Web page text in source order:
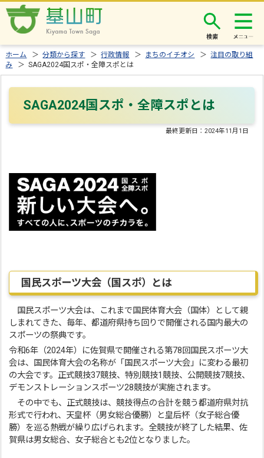
検索
ホーム ＞分類から探す ＞行政情報 ＞ まちのイチオシ ＞注目の取り組
み
＞ SAGA2024国スポ・全障スポとは
SAGA2024国スポ・全障スポとは
最終更新日：2024年11月1日
国民スポーツ大会（国スポ）とは
国民スポーツ大会は、これまで国民体育大会（国体）として親
しまれてきた、毎年、都道府県持ち回りで開催される国内最大の
スポーツの祭典です。
令和6年（2024年）に佐賀県で開催される第78回国民スポーツ大
会は、国民体育大会の名称が「国民スポーツ大会」に変わる最初
の大会です。正式競技37競技、特別競技1競技、公開競技7競技、
デモンストレーションスポーツ28競技が実施されます。
その中でも、正式競技は、競技得点の合計を競う都道府県対抗
形式で行われ、天皇杯（男女総合優勝）と皇后杯（女子総合優
勝）を巡る熱戦が繰り広げられます。全競技が終了した結果、佐
賀県は男女総合、女子総合とも2位となりました。